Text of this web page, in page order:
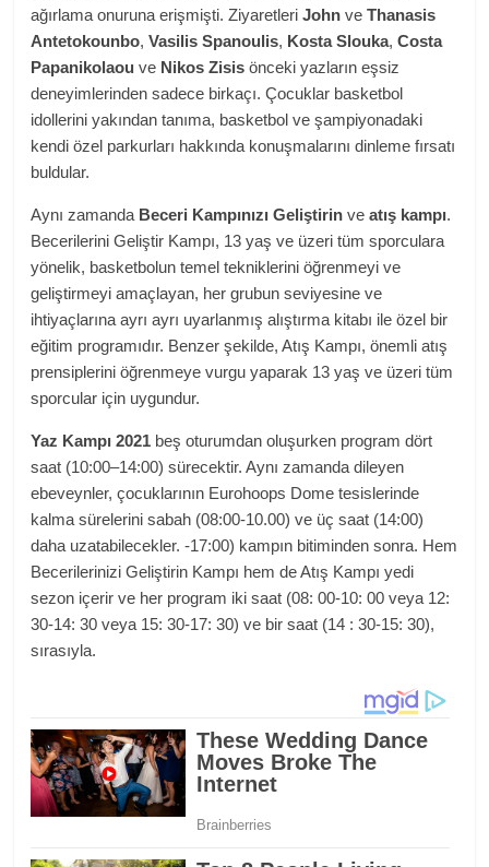
ağırlama onuruna erişmişti. ZiyaretleriJohn veThanasis
Antetokounbo,Vasilis Spanoulis, Kosta Slouka,Costa
Papanikolaou ve Nikos Zisis önceki yazların eşsiz
deneyimlerinden sadece birkaçı. Çocuklar basketbol
idollerini yakından tanıma, basketbol ve şampiyonadaki
kendi özel parkurları hakkında konuşmalarını dinleme fırsatı
buldular.
Aynı zamanda Beceri Kampınızı Geliştirin veatış kampı.
Becerilerini Geliştir Kampı, 13 yaş ve üzeri tüm sporculara
yönelik, basketbolun temel tekniklerini öğrenmeyi ve
geliştirmeyi amaçlayan, her grubun seviyesine ve
ihtiyaçlarına ayrı ayrı uyarlanmış alıştırma kitabı ile özel bir
eğitim programıdır. Benzer şekilde, Atış Kampı, önemli atış
prensiplerini öğrenmeye vurgu yaparak 13 yaş ve üzeri tüm
sporcular için uygundur.
Yaz Kampı 2021 beş oturumdan oluşurken program dört
saat (10:00–14:00) sürecektir. Aynı zamanda dileyen
ebeveynler, çocuklarının Eurohoops Dome tesislerinde
kalma sürelerini sabah (08:00-10.00) ve üç saat (14:00)
daha uzatabilecekler. -17:00) kampın bitiminden sonra. Hem
Becerilerinizi Geliştirin Kampı hem de Atış Kampı yedi
sezon içerir ve her program iki saat (08: 00-10: 00 veya 12:
30-14: 30 veya 15: 30-17: 30) ve bir saat (14 : 30-15: 30),
sırasıyla.